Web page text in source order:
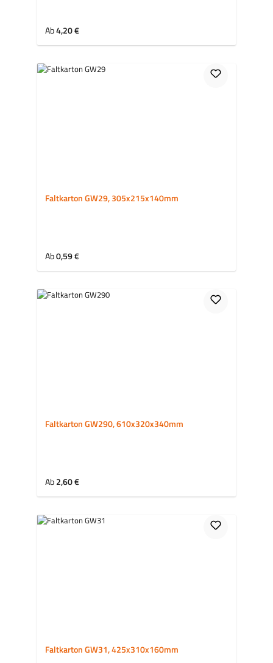
Regulärer Preis:
Ab4,20 €
Faltkarton GW29, 305x215x140mm
Regulärer Preis:
Ab0,59 €
Faltkarton GW290, 610x320x340mm
Regulärer Preis:
Ab2,60 €
Faltkarton GW31, 425x310x160mm